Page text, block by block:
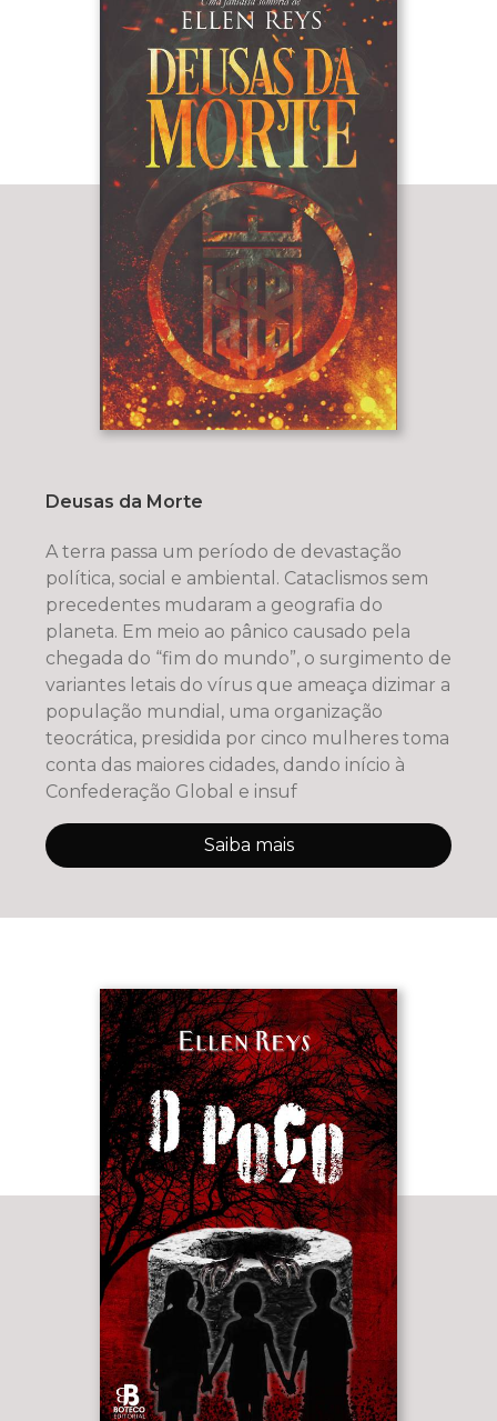
Deusas da Morte
A terra passa um período de devastação
política, social e ambiental. Cataclismos sem
precedentes mudaram a geografia do
planeta. Em meio ao pânico causado pela
chegada do “fim do mundo”, o surgimento de
variantes letais do vírus que ameaça dizimar a
população mundial, uma organização
teocrática, presidida por cinco mulheres toma
conta das maiores cidades, dando início à
Confederação Global e insuf
Saiba mais